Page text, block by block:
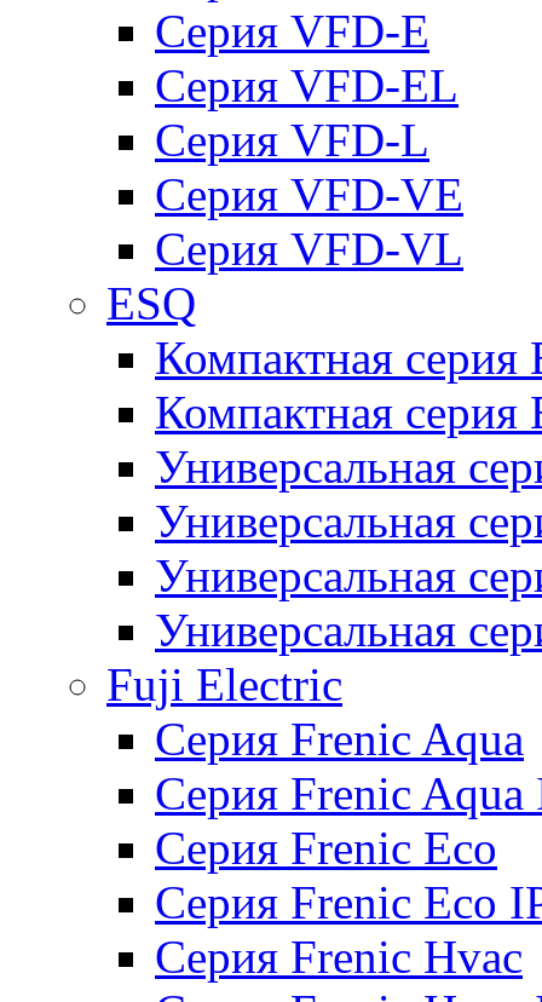
Серия VFD-E
Серия VFD-EL
Серия VFD-L
Серия VFD-VE
Серия VFD-VL
ESQ
Компактная серия
Компактная
Универсальная
Универсальная
Универсальная
Универсальная
Fuji Electric
Серия Frenic Aqua
Серия Frenic Aqua
Серия Frenic Eco
Серия Frenic Eco
Серия Frenic Hvac